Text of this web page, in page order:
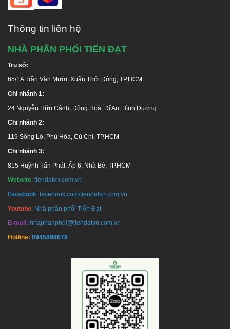
Kho Đồng Nai 2
Kho Bình Chánh:Tỉnh lộ 10, Xã Lê Minh Xuân, H. Bình Chánh,
Phạm Hùng, Q.8, TP.HCM
Hotline: 1800 646486 (
Thông tin liên hệ
NHÀ PHÂN PHỐI TIẾN ĐẠT
Trụ sở:
65/1A Trần Văn Mười, Xuân Thới Đông, TP.HCM
Chi nhánh 1:
24 Nguyễn Hữu Cảnh, Đông Hoà, Dĩ An, Bình Dương
Chi nhánh 2:
119 Sông Lô, Phú Hòa, Củ Chi, TP.HCM
Chi nhánh 3:
815 Huỳnh Tấn Phát, Ấp 6, Nhà Bè, TP.HCM
Website: tiendatvn.com.vn
Facebook: facebook.com/tiendatvn.com.vn
Youtube: Nhà phân phối Tiến Đạt
E-mail: nhaphanphoi@tiendatvn.com.vn
Hotline: 0945899678